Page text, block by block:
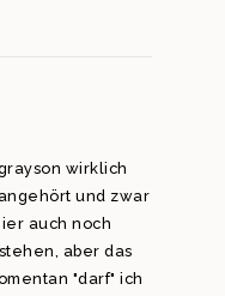
wirklich
und zwar
auch noch
aber das
"darf" ich